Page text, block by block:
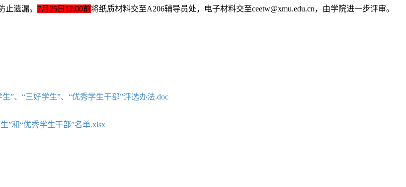
止遗漏。 7月25日12:00前将纸质材料交至A206辅导员处，电子材料交至ceetw@xmu.edu.cn，由学院进一步评审。
”、“三好学生”、“优秀学生干部”评选办法.doc
”和“优秀学生干部”名单.xlsx